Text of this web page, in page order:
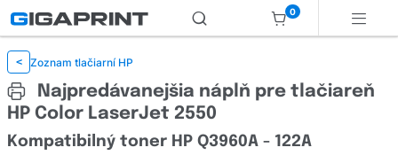
0
< Zoznam tlačiarní HP
Najpredávanejšia náplň pre tlačiareň
HP Color LaserJet 2550
Kompatibilný toner HP Q3960A - 122A